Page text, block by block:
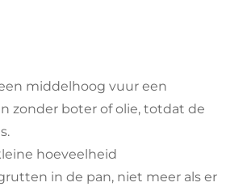
middelhoog vuur een
zonder boter of olie, totdat de
hoeveelheid
in de pan, niet meer als er